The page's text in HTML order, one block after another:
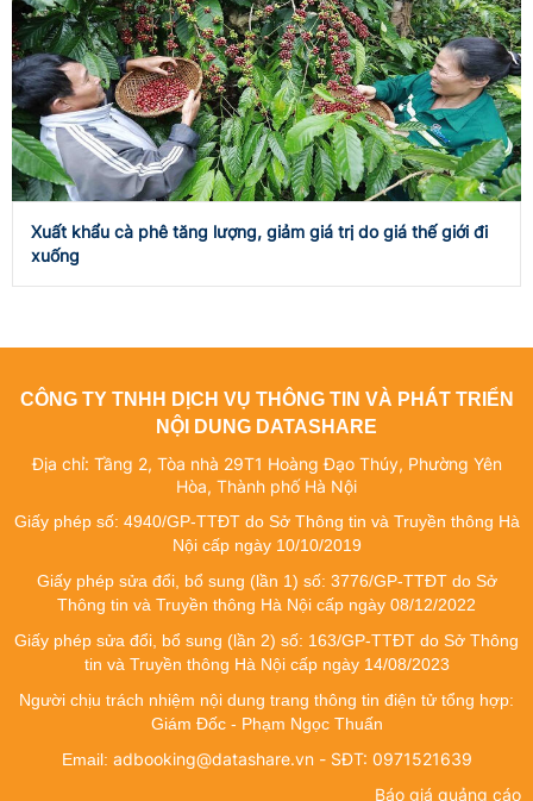
Xuất khẩu cà phê tăng lượng, giảm giá trị do giá thế giới đi
xuống
CÔNG TY TNHH DỊCH VỤ THÔNG TIN VÀ PHÁT TRIỂN
NỘI DUNG DATASHARE
Địa chỉ: Tầng 2, Tòa nhà 29T1 Hoàng Đạo Thúy, Phường Yên
Hòa, Thành phố Hà Nội
Giấy phép số: 4940/GP-TTĐT do Sở Thông tin và Truyền thông Hà
Nội cấp ngày 10/10/2019
Giấy phép sửa đổi, bổ sung (lần 1) số: 3776/GP-TTĐT do Sở
Thông tin và Truyền thông Hà Nội cấp ngày 08/12/2022
Giấy phép sửa đổi, bổ sung (lần 2) số: 163/GP-TTĐT do Sở Thông
tin và Truyền thông Hà Nội cấp ngày 14/08/2023
Người chịu trách nhiệm nội dung trang thông tin điện tử tổng hợp:
Giám Đốc - Phạm Ngọc Thuấn
Email: adbooking@datashare.vn - SĐT: 0971521639
Báo giá quảng cáo